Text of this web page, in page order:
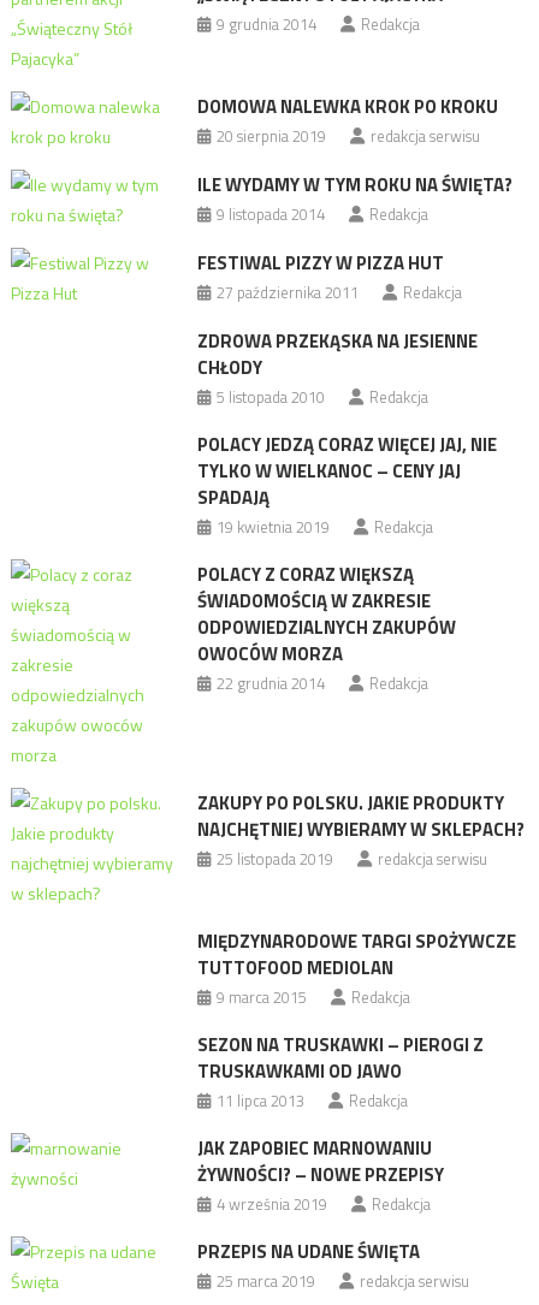
9 grudnia 2014 Redakcja
DOMOWA NALEWKA KROK PO KROKU
20 sierpnia 2019 redakcja serwisu
ILE WYDAMY W TYM ROKU NA ŚWIĘTA?
9 listopada 2014 Redakcja
FESTIWAL PIZZY W PIZZA HUT
27 października 2011 Redakcja
ZDROWA PRZEKĄSKA NA JESIENNE
CHŁODY
5 listopada 2010 Redakcja
POLACY JEDZĄ CORAZ WIĘCEJ JAJ, NIE
TYLKO W WIELKANOC – CENY JAJ
SPADAJĄ
19 kwietnia 2019 Redakcja
POLACY Z CORAZ WIĘKSZĄ
ŚWIADOMOŚCIĄ W ZAKRESIE
ODPOWIEDZIALNYCH ZAKUPÓW
OWOCÓW MORZA
22 grudnia 2014 Redakcja
ZAKUPY PO POLSKU. JAKIE PRODUKTY
NAJCHĘTNIEJ WYBIERAMY W SKLEPACH?
25 listopada 2019 redakcja serwisu
MIĘDZYNARODOWE TARGI SPOŻYWCZE
TUTTOFOOD MEDIOLAN
9 marca 2015 Redakcja
SEZON NA TRUSKAWKI – PIEROGI Z
TRUSKAWKAMI OD JAWO
11 lipca 2013 Redakcja
JAK ZAPOBIEC MARNOWANIU
ŻYWNOŚCI? – NOWE PRZEPISY
4 września 2019 Redakcja
PRZEPIS NA UDANE ŚWIĘTA
25 marca 2019 redakcja serwisu